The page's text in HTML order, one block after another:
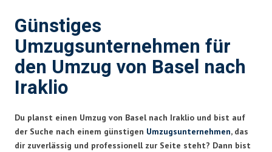
Günstiges
Umzugsunternehmen für
den Umzug von Basel nach
Iraklio
Du planst einen Umzug von Basel nach Iraklio und bist auf
der Suche nach einem günstigen Umzugsunternehmen, das
dir zuverlässig und professionell zur Seite steht? Dann bist